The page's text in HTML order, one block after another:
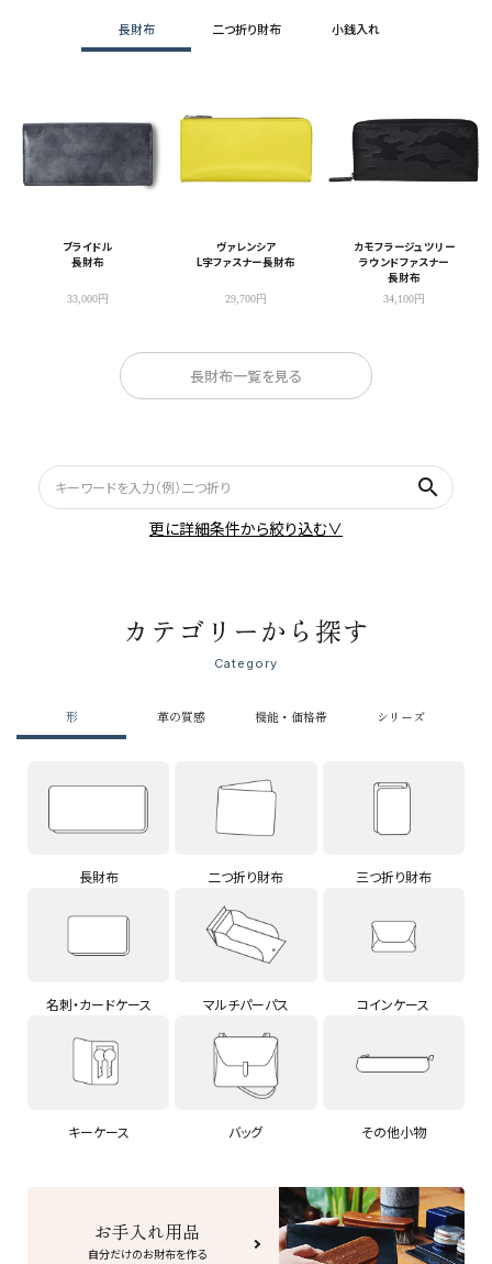
長財布 二つ折り財布 小銭入れ
ブライドル
長財布
33,000円
ヴァレンシア
L字ファスナー長財布
29,700円
カモフラージュツリー
ラウンドファスナー
長財布
34,100円
長財布一覧を見る
search
更に詳細条件から絞り込む∨
カテゴリーから探す
Category
形 革の質感 機能・価格帯 シリーズ
長財布 二つ折り財布 三つ折り財布
名刺・カードケース マルチパーパス コインケース
キーケース バッグ その他小物
お手入れ用品
自分だけのお財布を作る